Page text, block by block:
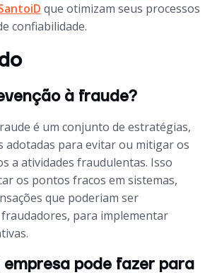
que otimizam seus processos
confiabilidade.
à fraude?
é um conjunto de estratégias,
adotadas para evitar ou mitigar os
a atividades fraudulentas. Isso
os pontos fracos em sistemas,
que poderiam ser
para implementar
empresa pode fazer para